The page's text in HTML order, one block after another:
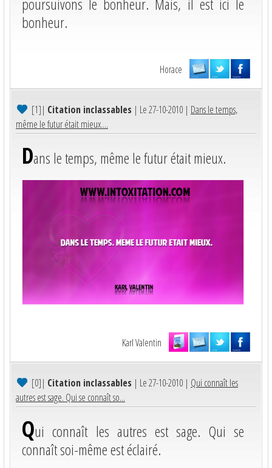
bonheur.
Horace
[1]| Citation inclassables | Le 27-10-2010 | Dans le temps,
même le futur était mieux....
Dans le temps, même le futur était mieux.
Karl Valentin
[0]| Citation inclassables | Le 27-10-2010 | Qui connaît les
autres est sage. Qui se connaît so...
Qui connaît les autres est sage. Qui se
connaît soi-même est éclairé.